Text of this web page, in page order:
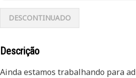
DESCONTINUADO
Descrição
Ainda estamos trabalhando para